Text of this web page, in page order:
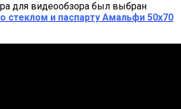
для видеообзора был выбран
стеклом и паспарту Амальфи 50х70